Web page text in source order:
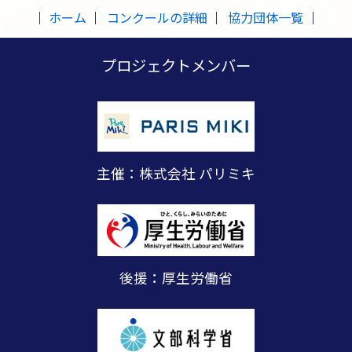
ホーム コンクールの詳細 協力団体一覧
プロジェクトメンバー
主催：株式会社 パリミキ
後援：厚生労働省